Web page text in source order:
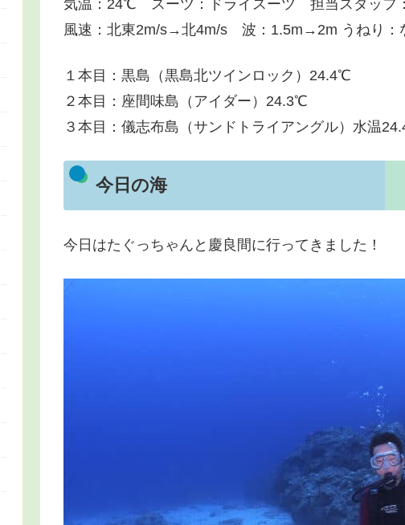
気温：24℃ スーツ：ドライスーツ 担当スタッフ
風速：北東2m/s→北4m/s 波：1.5m→2m うねり
１本目：黒島（黒島北ツインロック）24.4℃
２本目：座間味島（アイダー）24.3℃
３本目：儀志布島（サンドトライアングル）水温
今日の海
今日はたぐっちゃんと慶良間に行ってきました！